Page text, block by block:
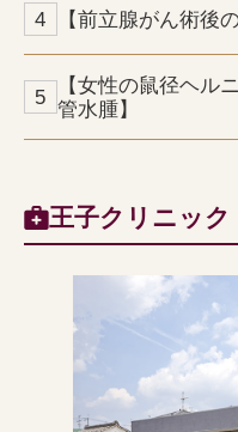
【前立腺がん術後
【女性の鼠径ヘル
管水腫】
王子クリニック